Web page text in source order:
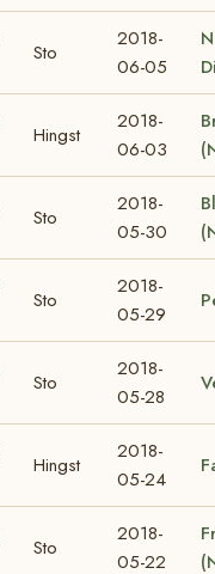
Sto
2018-
06-05
Hingst
2018-
06-03
Sto
2018-
05-30
Sto
2018-
05-29
Sto
2018-
05-28
Hingst
2018-
05-24
Sto
2018-
05-22